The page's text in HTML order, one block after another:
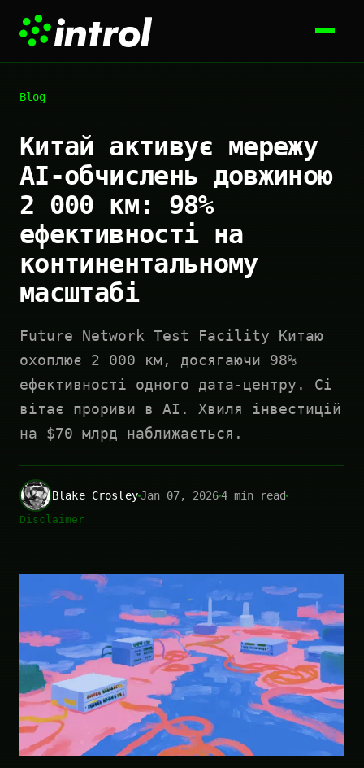
Blog
Китай активує мережу
AI-обчислень довжиною
2 000 км: 98%
ефективності на
континентальному
масштабі
Future Network Test Facility Китаю
охоплює 2 000 км, досягаючи 98%
ефективності одного дата-центру. Сі
вітає прориви в AI. Хвиля інвестицій
на $70 млрд наближається.
Blake CrosleyJan 07, 20264 min read
Disclaimer